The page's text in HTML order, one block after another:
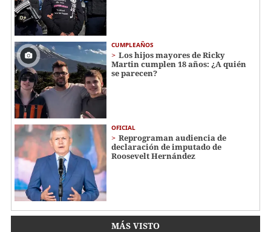
CUMPLEAÑOS
Los hijos mayores de Ricky
Martin cumplen 18 años: ¿A quién
se parecen?
OFICIAL
Reprograman audiencia de
declaración de imputado de
Roosevelt Hernández
MÁS VISTO